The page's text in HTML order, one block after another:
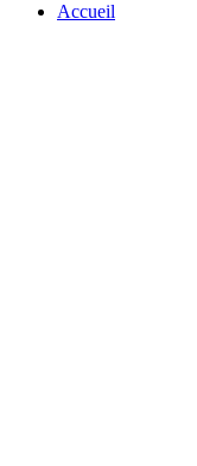
Accueil